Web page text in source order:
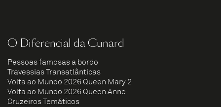
O Diferencial da Cunard
Pessoas famosas a bordo
Travessias Transatlânticas
Volta ao Mundo 2026 Queen Mary 2
Volta ao Mundo 2026 Queen Anne
Cruzeiros Temáticos